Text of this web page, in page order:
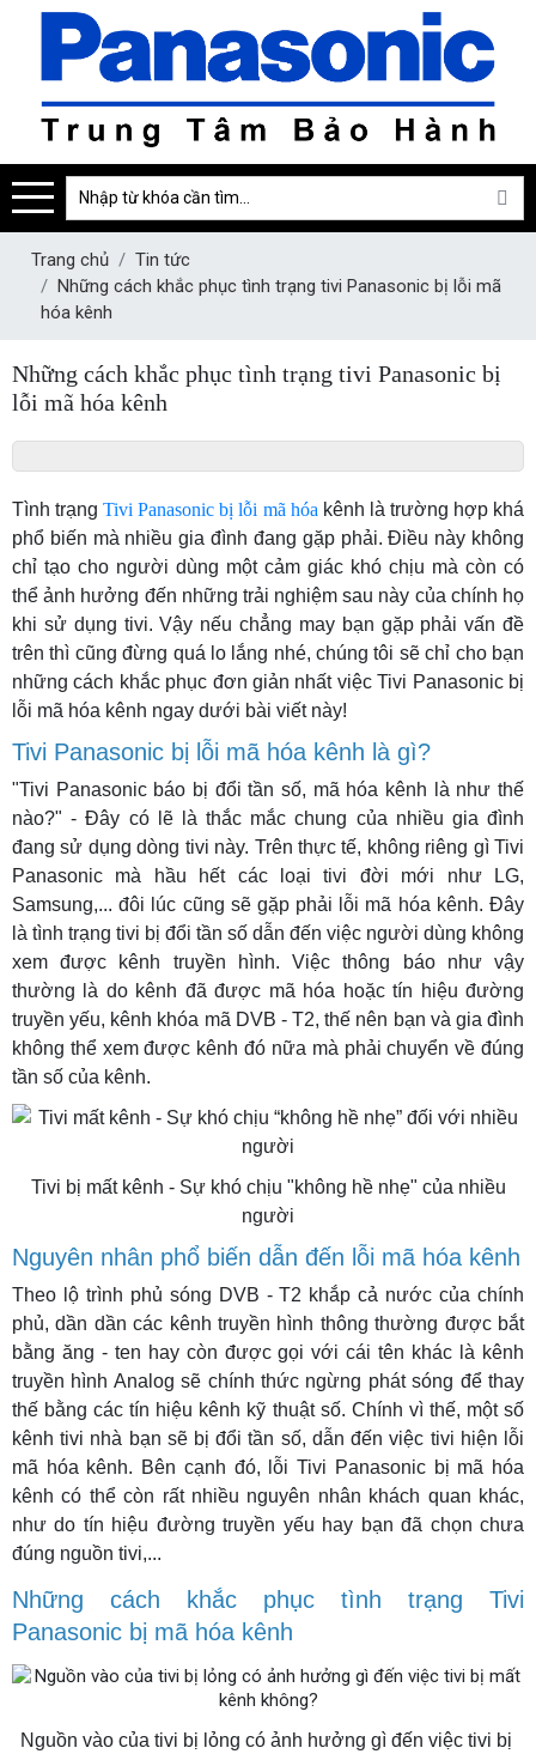
Trang chủ
Tin tức
Những cách khắc phục tình trạng tivi Panasonic bị lỗi mã
hóa kênh
Những cách khắc phục tình trạng tivi Panasonic bị
lỗi mã hóa kênh
Tình trạngTivi Panasonic bị lỗi mã hóa kênh là trường hợp khá
phổ biến mà nhiều gia đình đang gặp phải. Điều này không
chỉ tạo cho người dùng một cảm giác khó chịu mà còn có
thể ảnh hưởng đến những trải nghiệm sau này của chính họ
khi sử dụng tivi. Vậy nếu chẳng may bạn gặp phải vấn đề
trên thì cũng đừng quá lo lắng nhé, chúng tôi sẽ chỉ cho bạn
những cách khắc phục đơn giản nhất việc Tivi Panasonic bị
lỗi mã hóa kênh ngay dưới bài viết này!
Tivi Panasonic bị lỗi mã hóa kênh là gì?
"Tivi Panasonic báo bị đổi tần số, mã hóa kênh là như thế
nào?" - Đây có lẽ là thắc mắc chung của nhiều gia đình
đang sử dụng dòng tivi này. Trên thực tế, không riêng gì Tivi
Panasonic mà hầu hết các loại tivi đời mới như LG,
Samsung,... đôi lúc cũng sẽ gặp phải lỗi mã hóa kênh. Đây
là tình trạng tivi bị đổi tần số dẫn đến việc người dùng không
xem được kênh truyền hình. Việc thông báo như vậy
thường là do kênh đã được mã hóa hoặc tín hiệu đường
truyền yếu, kênh khóa mã DVB - T2, thế nên bạn và gia đình
không thể xem được kênh đó nữa mà phải chuyển về đúng
tần số của kênh.
Tivi bị mất kênh - Sự khó chịu "không hề nhẹ" của nhiều
người
Nguyên nhân phổ biến dẫn đến lỗi mã hóa kênh
Theo lộ trình phủ sóng DVB - T2 khắp cả nước của chính
phủ, dần dần các kênh truyền hình thông thường được bắt
bằng ăng - ten hay còn được gọi với cái tên khác là kênh
truyền hình Analog sẽ chính thức ngừng phát sóng để thay
thế bằng các tín hiệu kênh kỹ thuật số. Chính vì thế, một số
kênh tivi nhà bạn sẽ bị đổi tần số, dẫn đến việc tivi hiện lỗi
mã hóa kênh. Bên cạnh đó, lỗi Tivi Panasonic bị mã hóa
kênh có thể còn rất nhiều nguyên nhân khách quan khác,
như do tín hiệu đường truyền yếu hay bạn đã chọn chưa
đúng nguồn tivi,...
Những cách khắc phục tình trạng Tivi
Panasonic bị mã hóa kênh
Nguồn vào của tivi bị lỏng có ảnh hưởng gì đến việc tivi bị